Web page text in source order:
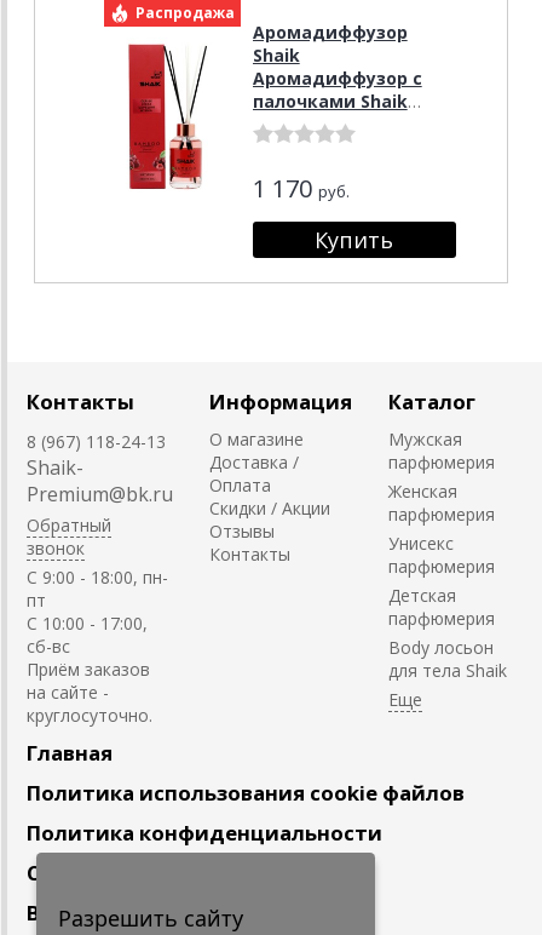
Распродажа
Аромадиффузор
Shaik
Аромадиффузор с
палочками Shaik
Bamboo Cerise
(Черешня) 100 ml
1 170 руб.
Контакты
8 (967) 118-24-13
Shaik-
Premium@bk.ru
Обратный
звонок
C 9:00 - 18:00, пн-
пт
С 10:00 - 17:00,
сб-вс
Приём заказов
на сайте -
круглосуточно.
Информация
О магазине
Доставка /
Оплата
Скидки / Акции
Отзывы
Контакты
Каталог
Мужская
парфюмерия
Женская
парфюмерия
Унисекс
парфюмерия
Детская
парфюмерия
Body лосьон
для тела Shaik
Главная
Политика использования cookie файлов
Политика конфиденциальности
Сотрудничество
Вакансии
Разрешить сайту